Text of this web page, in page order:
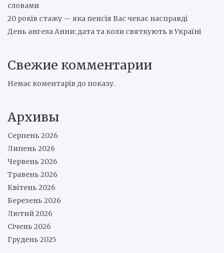
словами
20 років стажу — яка пенсія Вас чекає насправді
День ангела Анни: дата та коли святкують в Україні
Свежие комментарии
Немає коментарів до показу.
Архивы
Серпень 2026
Липень 2026
Червень 2026
Травень 2026
Квітень 2026
Березень 2026
Лютий 2026
Січень 2026
Грудень 2025